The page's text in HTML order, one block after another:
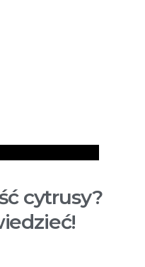
cytrusy?